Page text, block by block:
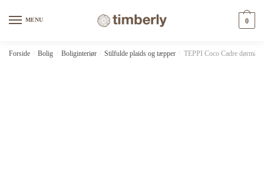
MENU 0
Forside Bolig Boliginteriør Stilfulde plaids og tæpper TEPPI Coco Cadre